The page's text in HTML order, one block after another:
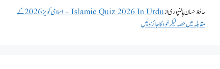
حافظ حسان پالنپوریاز
Islamic Quiz 2026 In Urdu – اسلامی کویز 2026 کے
مقابلہ میں حصہ لیکر خود کا جائزہ لیں